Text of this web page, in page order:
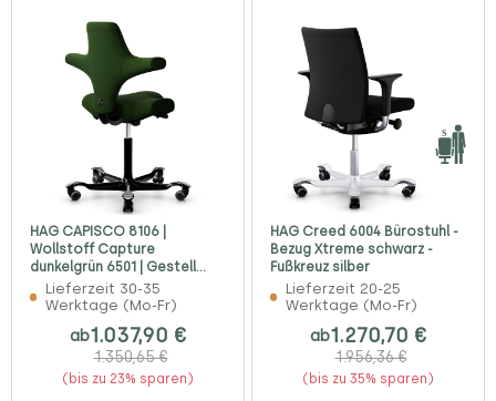
HAG CAPISCO 8106 |
Wollstoff Capture
dunkelgrün 6501 | Gestell
schwarz
Lieferzeit 30-35
Werktage (Mo-Fr)
ab1.037,90 €
1.350,65 €
(bis zu 23% sparen)
HAG Creed 6004 Bürostuhl -
Bezug Xtreme schwarz -
Fußkreuz silber
Lieferzeit 20-25
Werktage (Mo-Fr)
ab1.270,70 €
1.956,36 €
(bis zu 35% sparen)